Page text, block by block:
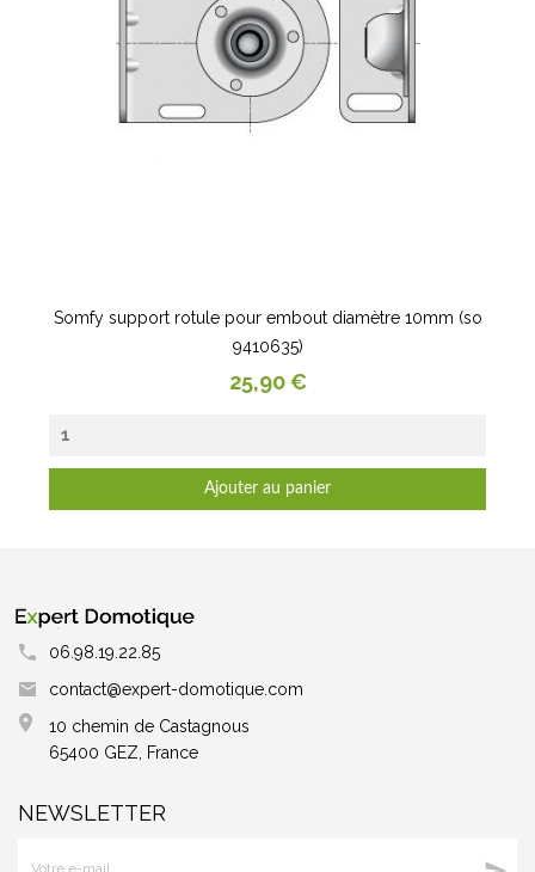
Somfy support rotule pour embout diamètre 10mm (so
9410635)
Prix
25,90 €
Ajouter au panier
06.98.19.22.85
contact@expert-domotique.com
10 chemin de Castagnous
65400 GEZ, France
NEWSLETTER